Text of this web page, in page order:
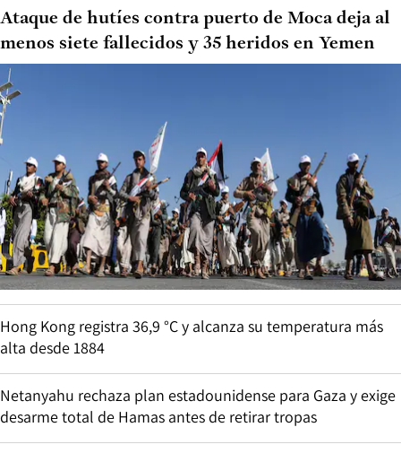
Ataque de hutíes contra puerto de Moca deja al
menos siete fallecidos y 35 heridos en Yemen
Hong Kong registra 36,9 °C y alcanza su temperatura más
alta desde 1884
Netanyahu rechaza plan estadounidense para Gaza y exige
desarme total de Hamas antes de retirar tropas